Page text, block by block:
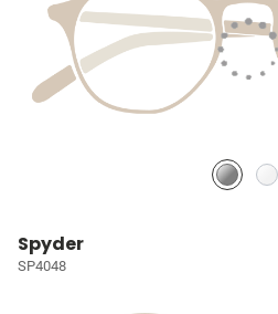
Spyder
SP4048